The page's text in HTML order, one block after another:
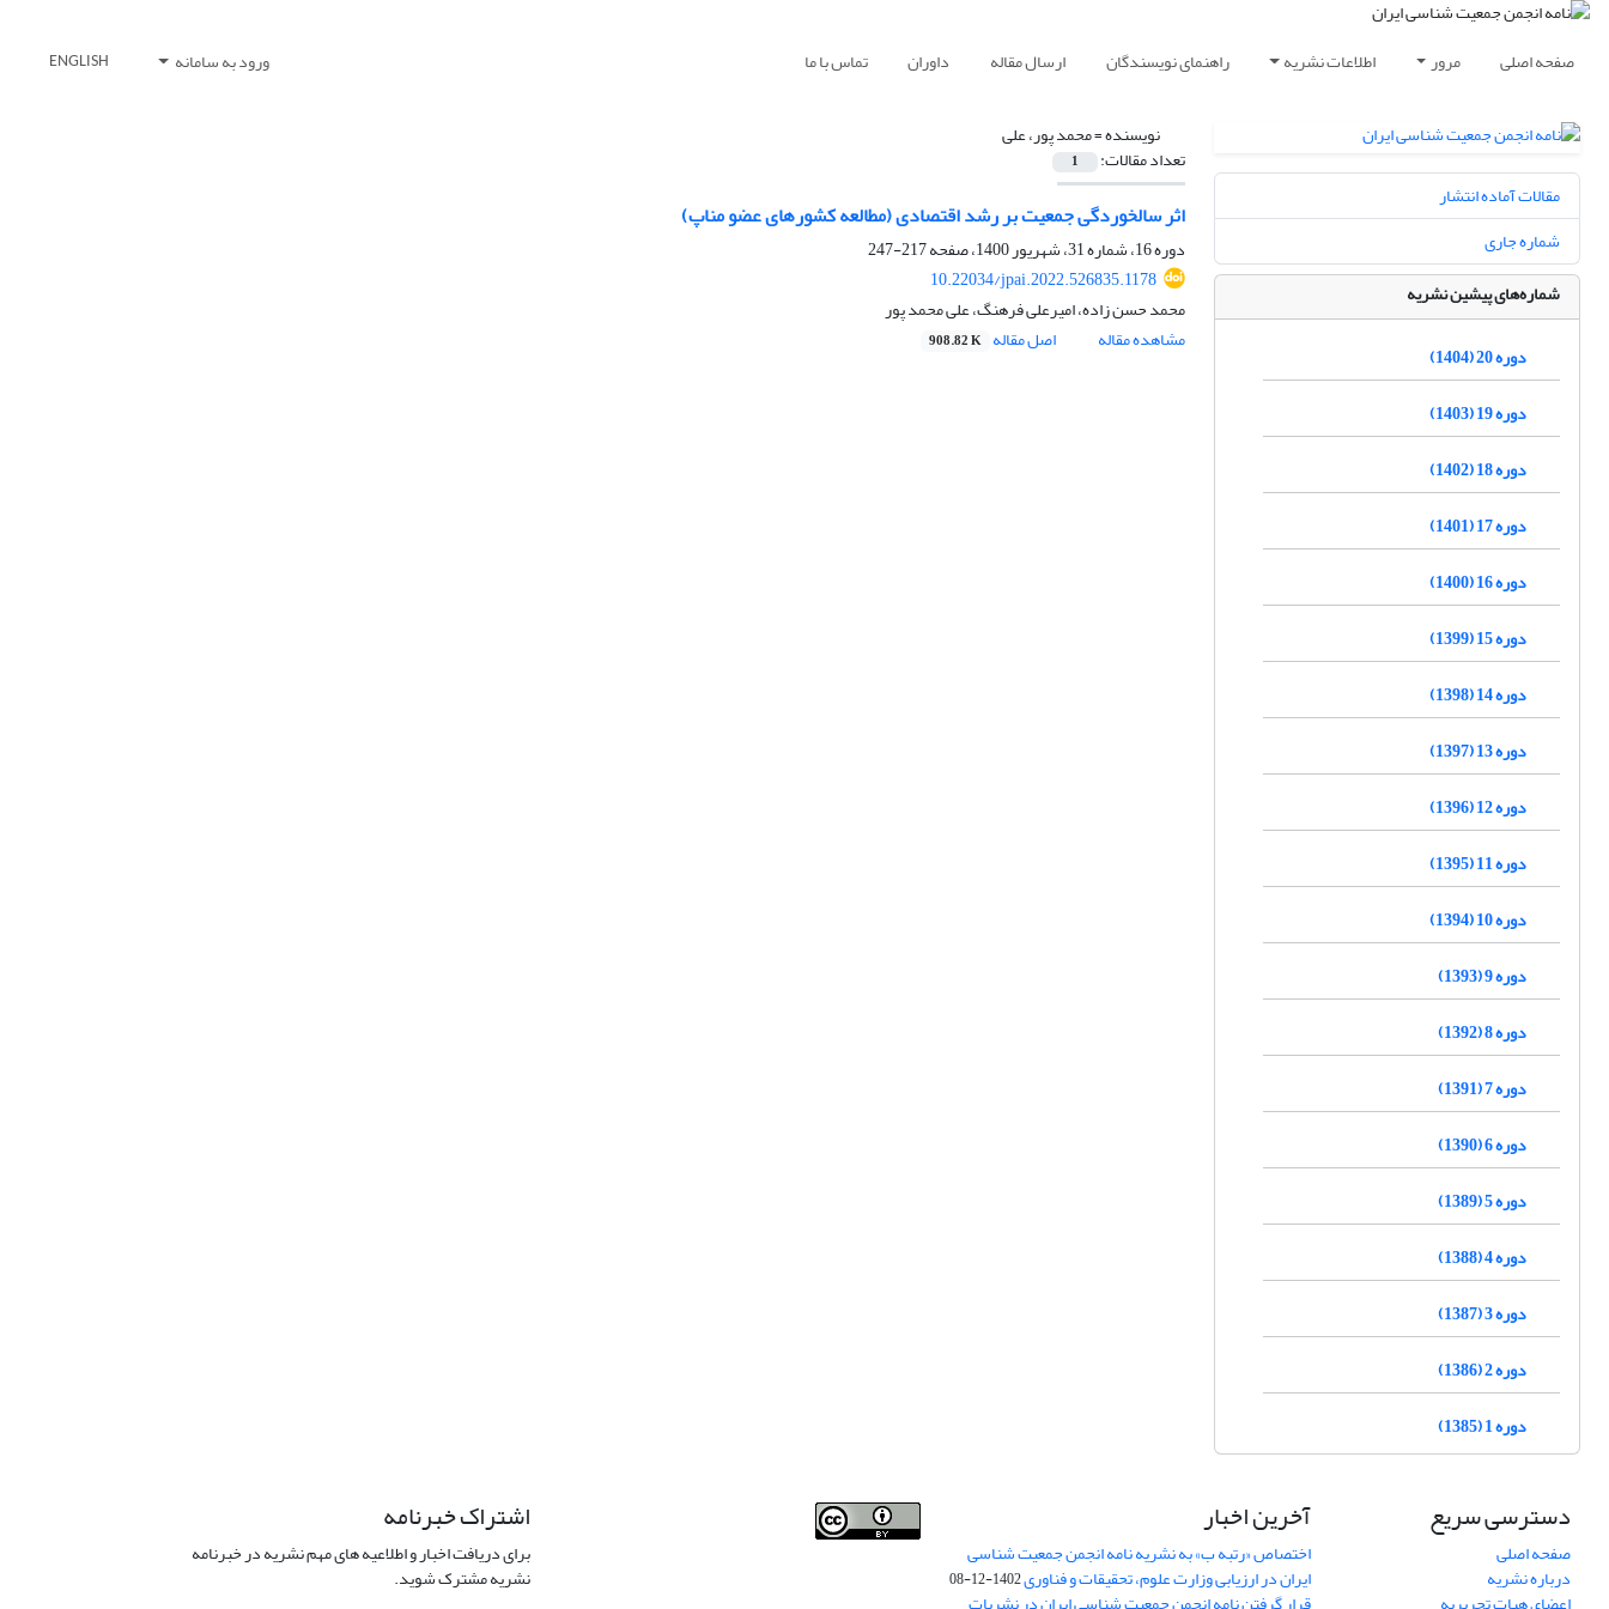
صفحه اصلی مرور اطلاعات نشریه راهنمای نویسندگان ارسال مقاله داوران تماس با ما ورود به سامانه ENGLISH
نویسنده =محمد پور، علی
تعداد مقالات: 1
اثر سالخوردگی جمعیت بر رشد اقتصادی (مطالعه کشورهای عضو مناپ)
دوره 16، شماره 31، شهریور 1400، صفحه
217-247
10.22034/jpai.2022.526835.1178
محمد حسن زاده، امیرعلی فرهنگ، علی محمد پور
مشاهده مقاله
اصل مقاله 908.82 K
مقالات آماده انتشار
شماره جاری
شماره‌های پیشین نشریه
دوره 20 (1404)
دوره 19 (1403)
دوره 18 (1402)
دوره 17 (1401)
دوره 16 (1400)
دوره 15 (1399)
دوره 14 (1398)
دوره 13 (1397)
دوره 12 (1396)
دوره 11 (1395)
دوره 10 (1394)
دوره 9 (1393)
دوره 8 (1392)
دوره 7 (1391)
دوره 6 (1390)
دوره 5 (1389)
دوره 4 (1388)
دوره 3 (1387)
دوره 2 (1386)
دوره 1 (1385)
دسترسی سریع
صفحه اصلی
درباره نشریه
آخرین اخبار
اختصاص «رتبه ب» به نشریه نامه انجمن جمعیت شناسی
ایران در ارزیابی وزارت علوم، تحقیقات و فناوری1402-12-08
اشتراک خبرنامه
برای دریافت اخبار و اطلاعیه های مهم نشریه در خبرنامه
نشریه مشترک شوید.